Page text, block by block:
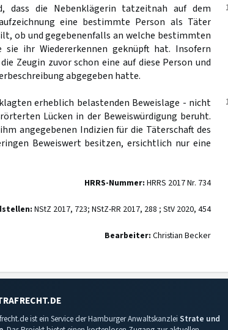
dass die Nebenklägerin tatzeitnah auf dem
eine bestimmte Person als Täter
ob und gegebenenfalls an welche bestimmten
sie ihr Wiedererkennen geknüpft hat. Insofern
Zeugin zuvor schon eine auf diese Person und
abgegeben hatte.
erheblich belastenden Beweislage - nicht
Lücken in der Beweiswürdigung beruht.
angegebenen Indizien für die Täterschaft des
Beweiswert besitzen, ersichtlich nur eine
HRRS-Nummer: HRRS 2017 Nr. 734
NStZ 2017, 723; NStZ-RR 2017, 288 ; StV 2020, 454
Bearbeiter: Christian Becker
ist ein Service der Hamburger Anwaltskanzlei Strate und